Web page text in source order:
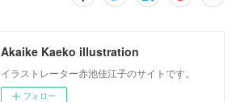
Akaike Kaeko illustration
イラストレーター赤池佳江子のサイトです。
フォロー